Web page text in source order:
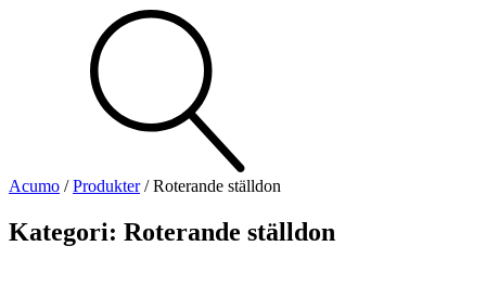
Se alla kategorier Se alla produkter Se alla leverantörer
Teknisk support
Acumo /Produkter/Roterande ställdon
Kategori: Roterande ställdon